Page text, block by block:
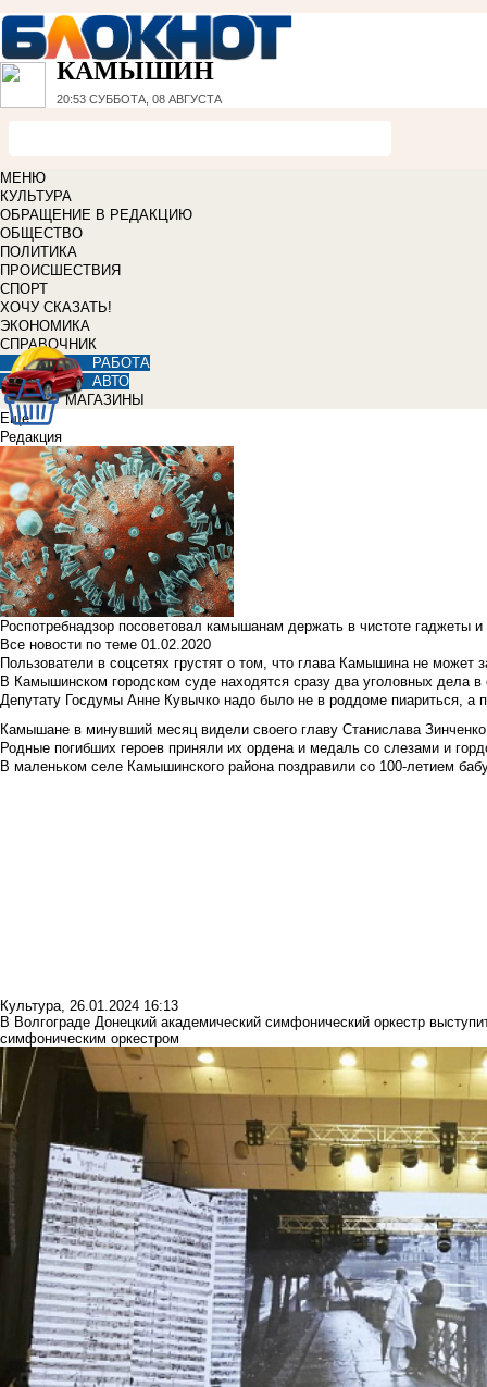
КАМЫШИН
20:53 СУББОТА, 08 АВГУСТА
МЕНЮ
КУЛЬТУРА
ОБРАЩЕНИЕ В РЕДАКЦИЮ
ОБЩЕСТВО
ПОЛИТИКА
ПРОИСШЕСТВИЯ
СПОРТ
ХОЧУ СКАЗАТЬ!
ЭКОНОМИКА
СПРАВОЧНИК
РАБОТА
АВТО
МАГАЗИНЫ
Еще
Редакция
Роспотребнадзор посоветовал камышанам держать в чистоте гаджеты
Все новости по теме 01.02.2020
Пользователи в соцсетях грустят о том, что глава Камышина не может
В Камышинском городском суде находятся сразу два уголовных дела
Депутату Госдумы Анне Кувычко надо было не в роддоме пиариться, а
Камышане в минувший месяц видели своего главу Станислава Зинченко
Родные погибших героев приняли их ордена и медаль со слезами и
В маленьком селе Камышинского района поздравили со 100-летием
Культура, 26.01.2024 16:13
В Волгограде Донецкий академический симфонический оркестр
симфоническим оркестром